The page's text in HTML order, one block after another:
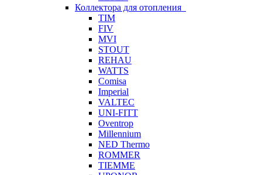
Коллектора для отопления
TIM
FIV
MVI
STOUT
REHAU
WATTS
Comisa
Imperial
VALTEC
UNI-FITT
Oventrop
Millennium
NED Thermo
ROMMER
TIEMME